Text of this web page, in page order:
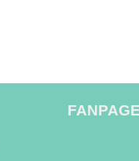
FANPAGE